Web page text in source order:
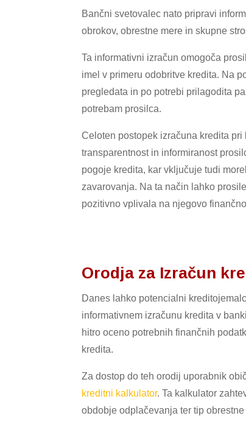
Bančni svetovalec nato pripravi
obrokov, obrestne mere in skupne
Ta informativni izračun omogoča
imel v primeru odobritve kredita. Na
pregledata in po potrebi prilagodita
potrebam prosilca.
Celoten postopek izračuna kredita
transparentnost in informiranost
pogoje kredita, kar vključuje tudi
zavarovanja. Na ta način lahko
pozitivno vplivala na njegovo
Orodja za Izračun
Danes lahko potencialni
informativnem izračunu kredita v
hitro oceno potrebnih finančnih
kredita.
Za dostop do teh orodij uporabnik
kreditni kalkulator. Ta kalkulator
obdobje odplačevanja ter tip obrestne